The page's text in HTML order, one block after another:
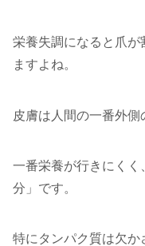
栄養失調になると爪が
ますよね。
皮膚は人間の一番外側
一番栄養が行きにくく
分」です。
特にタンパク質は欠か